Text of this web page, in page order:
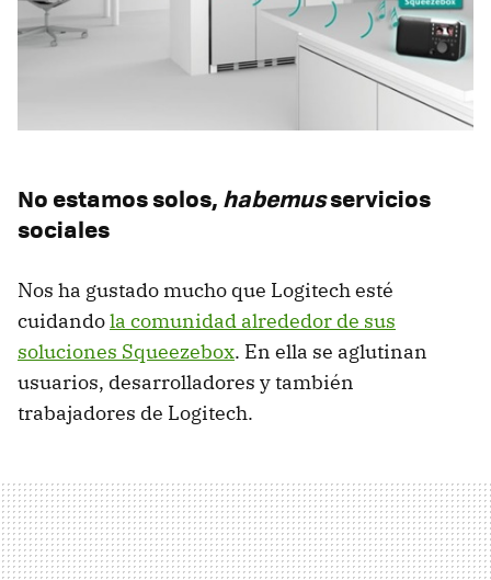
No estamos solos,habemusservicios
sociales
Nos ha gustado mucho que Logitech esté
cuidandola comunidad alrededor de sus
soluciones Squeezebox. En ella se aglutinan
usuarios, desarrolladores y también
trabajadores de Logitech.